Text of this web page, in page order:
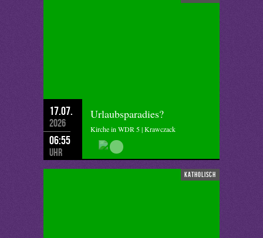
17.07.
2026
06:55
Uhr
Urlaubsparadies?
Kirche in WDR 5 | Krawczack
katholisch